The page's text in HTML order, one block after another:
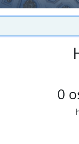
0